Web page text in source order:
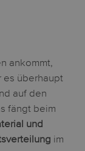
ankommt,
es überhaupt
auf den
fängt beim
und
im